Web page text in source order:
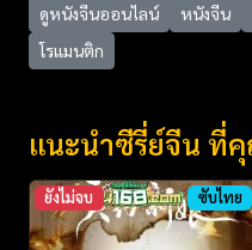
ดูหนังจีนออนไลน์
หนังจีน
โรแมนติก
แนะนำซีรี่ย์จีน ที่
ยังไม่จบ ซับไทย